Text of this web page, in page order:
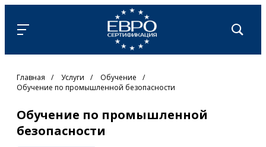
Главная / Услуги / Обучение
/
Обучение по промышленной безопасности
Обучение по промышленной
безопасности